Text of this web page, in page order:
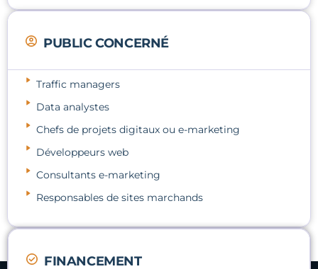
PUBLIC CONCERNÉ
Traffic managers
Data analystes
Chefs de projets digitaux ou e-marketing
Développeurs web
Consultants e-marketing
Responsables de sites marchands
FINANCEMENT